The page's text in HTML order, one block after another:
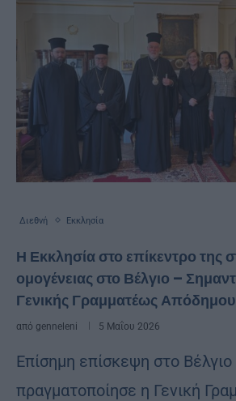
Διεθνή Εκκλησία
Η Εκκλησία στο επίκεντρο της
ομογένειας στο Βέλγιο –
Γενικής Γραμματέως
από genneleni 5 Μαΐου 2026
Επίσημη επίσκεψη στο Βέλγιο
πραγματοποίησε η Γενική